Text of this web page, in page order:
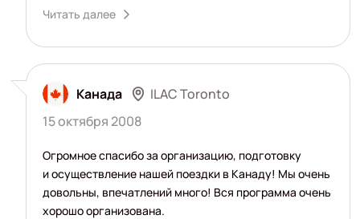
Читать далее
Канада
ILAC Toronto
15 октября 2008
Огромное спасибо за организацию, подготовку
и осуществление нашей поездки в Канаду! Мы очень
довольны, впечатлений много! Вся программа очень
хорошо организована.